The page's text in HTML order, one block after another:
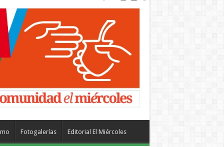
Fotogalerías Editorial El Miércoles